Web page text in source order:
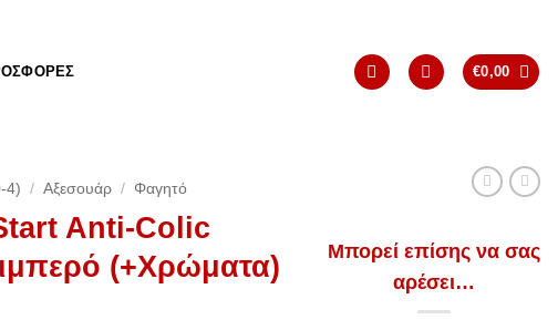
€0,00
4) / Αξεσουάρ / Φαγητό
Anti-Colic
(+Χρώματα)
Μπορεί επίσης να σας
αρέσει…